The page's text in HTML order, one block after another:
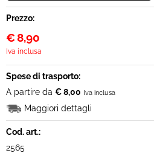
Prezzo:
€8,90
Iva inclusa
Spese di trasporto:
A partire da € 8,00 Iva inclusa
Maggiori dettagli
Cod. art.:
2565